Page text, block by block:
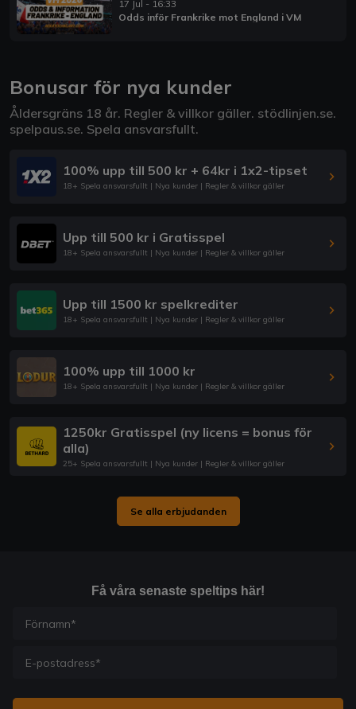
17 Jul - 16:33
Odds inför Frankrike mot England i VM
Bonusar för nya kunder
Åldersgräns 18 år. Regler & villkor gäller. stödlinjen.se.
spelpaus.se. Spela ansvarsfullt.
100% upp till 500 kr + 64kr i 1x2-tipset
18+ Spela ansvarsfullt | Nya kunder | Regler & villkor gäller
Upp till 500 kr i Gratisspel
18+ Spela ansvarsfullt | Nya kunder | Regler & villkor gäller
Upp till 1500 kr spelkrediter
18+ Spela ansvarsfullt | Nya kunder | Regler & villkor gäller
100% upp till 1000 kr
18+ Spela ansvarsfullt | Nya kunder | Regler & villkor gäller
1250kr Gratisspel (ny licens = bonus för
alla)
25+ Spela ansvarsfullt | Nya kunder | Regler & villkor gäller
Se alla erbjudanden
Få våra senaste speltips här!